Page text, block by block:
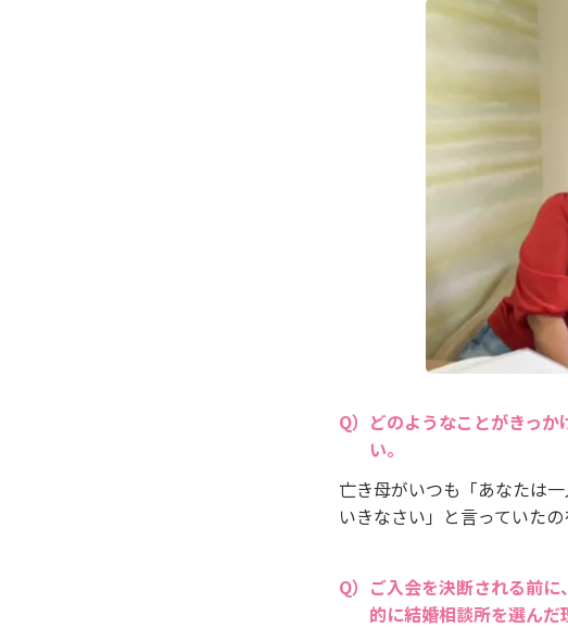
どのようなことがきっ
い。
亡き母がいつも「あなたは
いきなさい」と言っていた
ご入会を決断される前
的に結婚相談所を選んだ